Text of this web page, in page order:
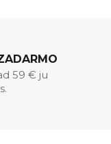
59 € ju